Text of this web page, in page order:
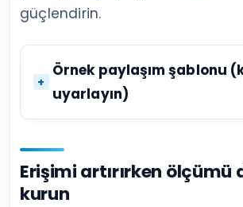
güçlendirin.
Örnek paylaşım şablonu
uyarlayın)
Erişimi artırırken ölçümü
kurun